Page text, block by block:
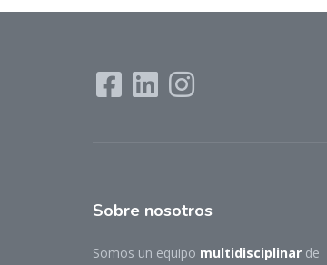
Sobre nosotros
Somos un equipo multidisciplinar de